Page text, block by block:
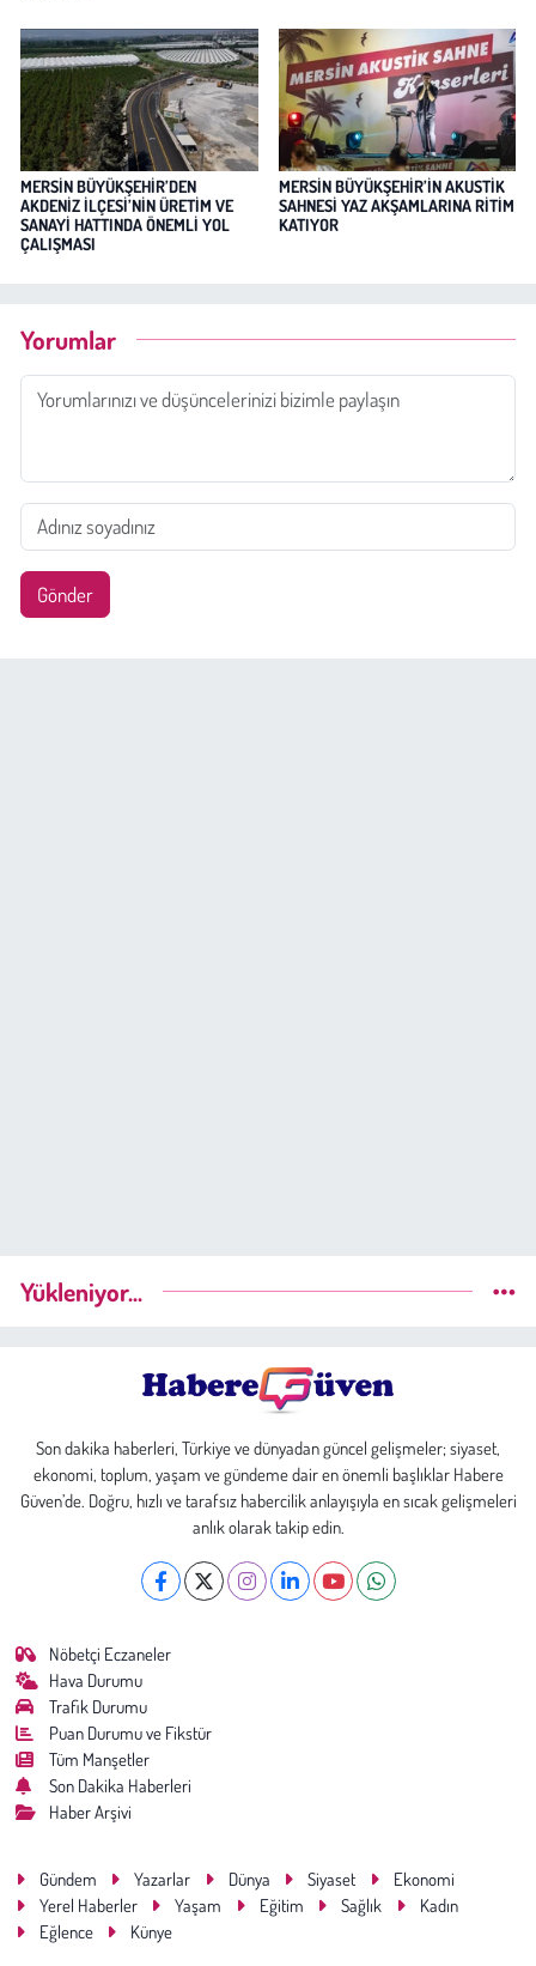
MERSİN BÜYÜKŞEHİR’DEN
AKDENİZ İLÇESİ’NİN ÜRETİM VE
SANAYİ HATTINDA ÖNEMLİ YOL
ÇALIŞMASI
MERSİN BÜYÜKŞEHİR’İN AKUSTİK
SAHNESİ YAZ AKŞAMLARINA RİTİM
KATIYOR
Yorumlar
Gönder
Yükleniyor...
Son dakika haberleri, Türkiye ve dünyadan güncel gelişmeler; siyaset,
ekonomi, toplum, yaşam ve gündeme dair en önemli başlıklar Habere
Güven’de. Doğru, hızlı ve tarafsız habercilik anlayışıyla en sıcak gelişmeleri
anlık olarak takip edin.
Nöbetçi Eczaneler
Hava Durumu
Trafik Durumu
Puan Durumu ve Fikstür
Tüm Manşetler
Son Dakika Haberleri
Haber Arşivi
Gündem Yazarlar Dünya Siyaset
Ekonomi
Yerel Haberler
Yaşam Eğitim Sağlık
Kadın
Eğlence
Künye